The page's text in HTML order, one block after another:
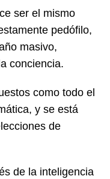
ser el mismo
pedófilo,
masivo,
conciencia.
como todo el
y se está
de
de la inteligencia